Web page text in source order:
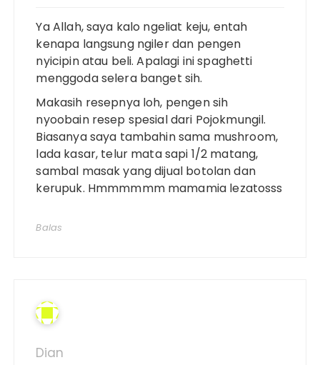
Ya Allah, saya kalo ngeliat keju, entah
kenapa langsung ngiler dan pengen
nyicipin atau beli. Apalagi ini spaghetti
menggoda selera banget sih.
Makasih resepnya loh, pengen sih
nyoobain resep spesial dari Pojokmungil.
Biasanya saya tambahin sama mushroom,
lada kasar, telur mata sapi 1/2 matang,
sambal masak yang dijual botolan dan
kerupuk. Hmmmmmm mamamia lezatosss
Balas
Dian